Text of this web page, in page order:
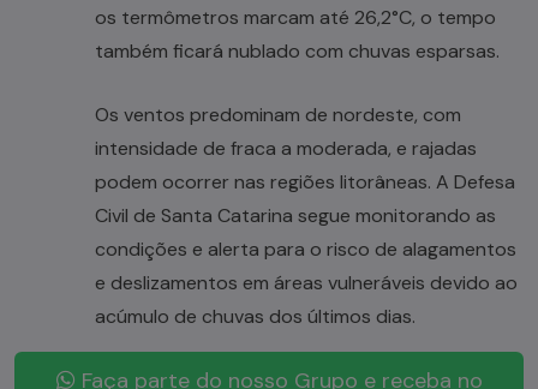
os termômetros marcam até 26,2°C, o tempo
também ficará nublado com chuvas esparsas.
Os ventos predominam de nordeste, com
intensidade de fraca a moderada, e rajadas
podem ocorrer nas regiões litorâneas. A Defesa
Civil de Santa Catarina segue monitorando as
condições e alerta para o risco de alagamentos
e deslizamentos em áreas vulneráveis devido ao
acúmulo de chuvas dos últimos dias.
Faça parte do nosso Grupo e receba no